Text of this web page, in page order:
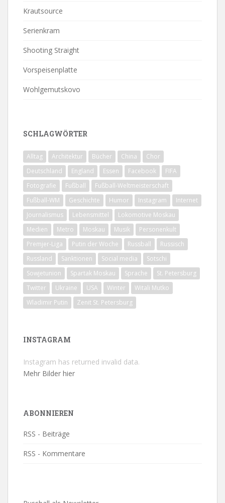
Krautsource
Serienkram
Shooting Straight
Vorspeisenplatte
Wohlgemutskovo
SCHLAGWÖRTER
Alltag Architektur Bücher China
Chor
Deutschland
England Essen Facebook
FIFA
Fotografie
Fußball
Fußball-Weltmeisterschaft
Fußball-WM
Geschichte Humor Instagram
Internet
Journalismus
Lebensmittel
Lokomotive Moskau
Medien
Metro Moskau Musik
Personenkult
Premjer-Liga
Putin der Woche Russball
Russisch
Russland
Sanktionen Social media
Sotschi
Sowjetunion
Spartak Moskau Sprache
St. Petersburg
Twitter
Ukraine USA Winter
Witali Mutko
Wladimir Putin
Zenit St. Petersburg
INSTAGRAM
Instagram has returned invalid data.
Mehr Bilder hier
ABONNIEREN
RSS - Beiträge
RSS - Kommentare